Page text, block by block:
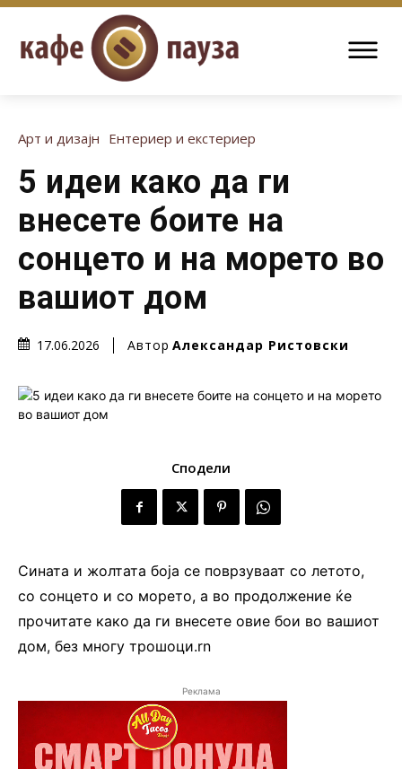
Арт и дизајн Ентериер и екстериер
5 идеи како да ги
внесете боите на
сонцето и на морето во
вашиот дом
17.06.2026 Автор Александар Ристовски
Сподели
Сината и жолтата боја се поврзуваат со летото,
со сонцето и со морето, а во продолжение ќе
прочитате како да ги внесете овие бои во вашиот
дом, без многу трошоци.rn
Реклама